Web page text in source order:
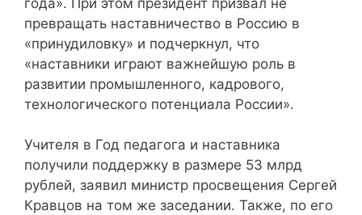
превращать наставничество в Россию в
«принудиловку» и подчеркнул, что
«наставники играют важнейшую роль в
развитии промышленного, кадрового,
технологического потенциала России».
Учителя в Год педагога и наставника
получили поддержку в размере 53 млрд
рублей, заявил министр просвещения Сергей
Кравцов на том же заседании. Также, по его